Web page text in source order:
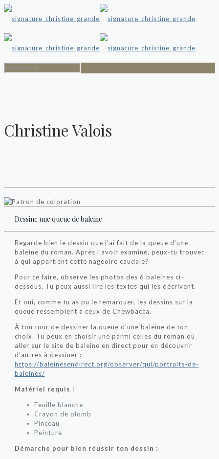
Christine Valois
Dessine une queue de baleine
Regarde bien le dessin que j’ai fait de la queue d’une
baleine du roman. Après l’avoir examiné, peux-tu trouver
à qui appartient cette nageoire caudale?
Pour ce faire, observe les photos des 6 baleines ci-
dessous. Tu peux aussi lire les textes qui les décrivent.
Et oui, comme tu as pu le remarquer, les dessins sur la
queue ressemblent à ceux de Chewbacca.
À ton tour de dessiner la queue d’une baleine de ton
choix. Tu peux en choisir une parmi celles du roman ou
aller sur le site de baleine en direct pour en découvrir
d’autres à dessiner :
https://baleinesendirect.org/observer/qui/portraits-de-
baleines/
Matériel requis :
Feuille blanche
Crayon de plomb
Pinceau
Peinture
Démarche pour bien réussir ton dessin :